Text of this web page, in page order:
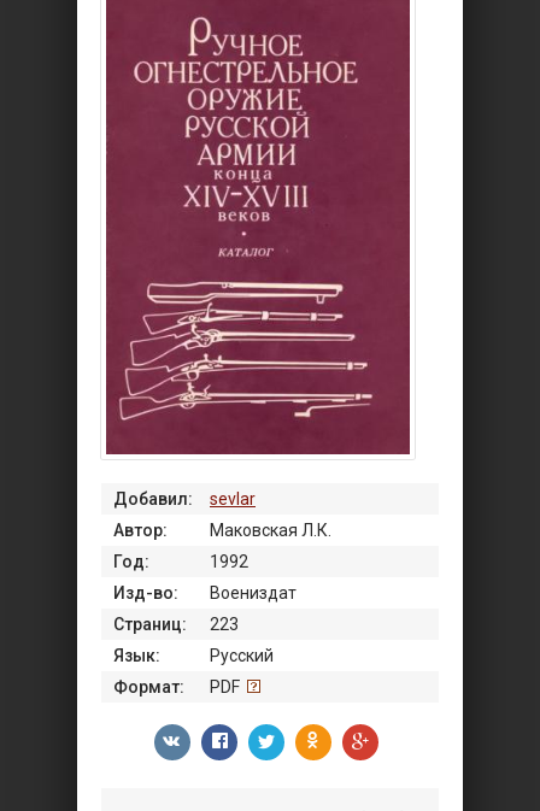
Добавил:
sevlar
Автор:
Маковская Л.К.
Год:
1992
Изд-во:
Воениздат
Страниц:
223
Язык:
Русский
Формат:
PDF